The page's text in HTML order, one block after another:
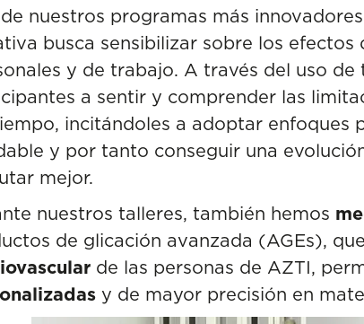
nuestros programas más
busca sensibilizar sobre los
y de trabajo. A través del uso
a sentir y comprender las
incitándoles a adoptar enfoques
y por tanto conseguir una
mejor.
nuestros talleres, también hemos
de glicación avanzada (AGEs),
de las personas de AZTI,
y de mayor precisión en